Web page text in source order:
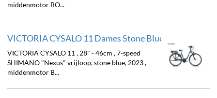
middenmotor BO...
VICTORIA CYSALO 11 Dames Stone Blue 46cm 2025
VICTORIA CYSALO 11 , 28" - 46cm , 7-speed
SHIMANO "Nexus" vrijloop, stone blue, 2023 ,
middenmotor B...